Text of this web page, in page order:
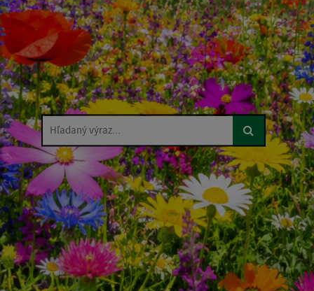
Hľadaný výraz...